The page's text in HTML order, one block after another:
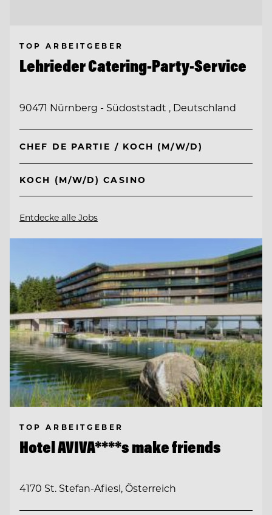
TOP ARBEITGEBER
Lehrieder Catering-Party-Service
90471 Nürnberg - Südoststadt , Deutschland
CHEF DE PARTIE / KOCH (M/W/D)
KOCH (M/W/D) CASINO
Entdecke alle Jobs
TOP ARBEITGEBER
Hotel AVIVA****s make friends
4170 St. Stefan-Afiesl, Österreich